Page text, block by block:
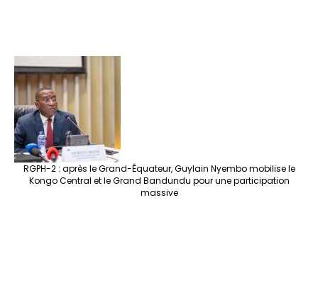
RGPH-2 : après le Grand-Équateur, Guylain Nyembo mobilise le
Kongo Central et le Grand Bandundu pour une participation
massive